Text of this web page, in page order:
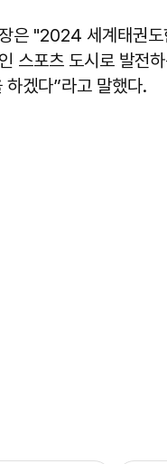
은 "2024 세계태권도
스포츠 도시로 발전
하겠다”라고 말했다.